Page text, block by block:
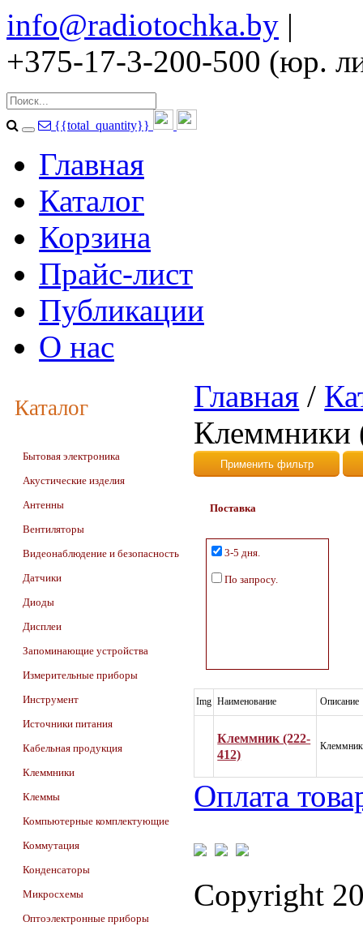
info@radiotochka.by |
+375-17-3-200-500 (юр.
{{total_quantity}}
Главная
Каталог
Корзина
Прайс-лист
Публикации
О нас
Каталог
Бытовая электроника
Акустические изделия
Антенны
Вентиляторы
Видеонаблюдение и безопасность
Датчики
Диоды
Дисплеи
Запоминающие устройства
Измерительные приборы
Инструмент
Источники питания
Кабельная продукция
Клеммники
Клеммы
Компьютерные комплектующие
Коммутация
Конденсаторы
Микросхемы
Оптоэлектронные приборы
Главная /
Клеммники
Поставка
3-5 дня.
По запросу.
Img Наименование Описание
Клеммник (222-
412)
Оплата
Copyright